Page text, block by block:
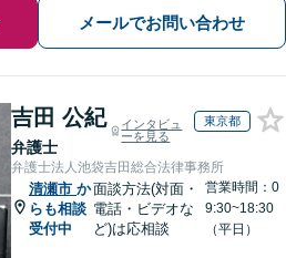
メールでお問い合わせ
吉田 公紀
弁護士
インタビュ
ーを見る
東京都
弁護士法人池袋吉田総合法律事務所
清瀬市 か
らも相談
受付中
面談方法(対面・
電話・ビデオな
ど)は応相談
営業時間：0
9:30~18:30
（平日）